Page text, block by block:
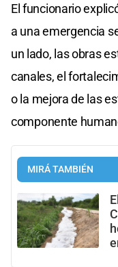
El funcionario
a una emergencia
un lado, las obras
canales, el
o la mejora de las
componente
MIRÁ TAMBIÉN